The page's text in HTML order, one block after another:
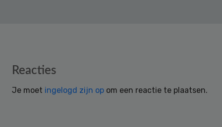
Reader
Reacties
Je moet ingelogd zijn op om een reactie te plaatsen.